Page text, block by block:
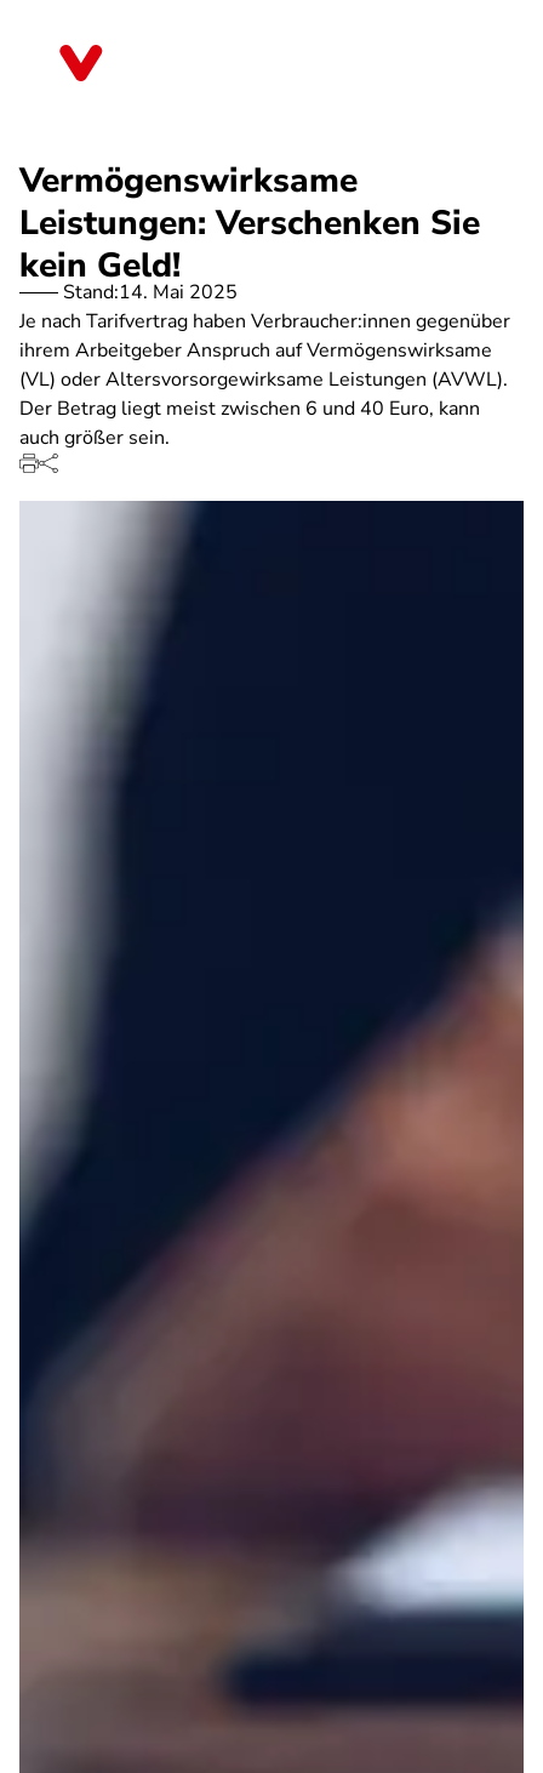
Vermögenswirksame
Leistungen: Verschenken Sie
kein Geld!
Stand:14. Mai 2025
Je nach Tarifvertrag haben Verbraucher:innen gegenüber
ihrem Arbeitgeber Anspruch auf Vermögenswirksame
(VL) oder Altersvorsorgewirksame Leistungen (AVWL).
Der Betrag liegt meist zwischen 6 und 40 Euro, kann
auch größer sein.